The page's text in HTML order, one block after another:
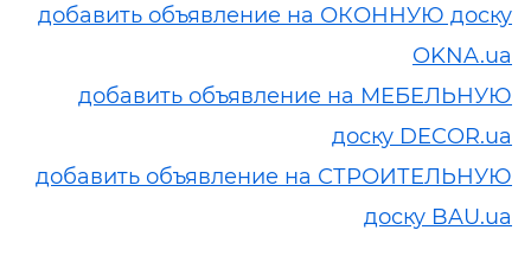
добавить объявление на ОКОННУЮ доску
OKNA.ua
добавить объявление на МЕБЕЛЬНУЮ
доску DECOR.ua
добавить объявление на СТРОИТЕЛЬНУЮ
доску BAU.ua